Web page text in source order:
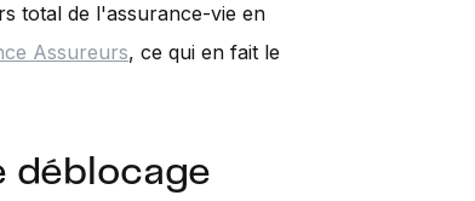
total de l'assurance-vie en
Assureurs, ce qui en fait le
déblocage